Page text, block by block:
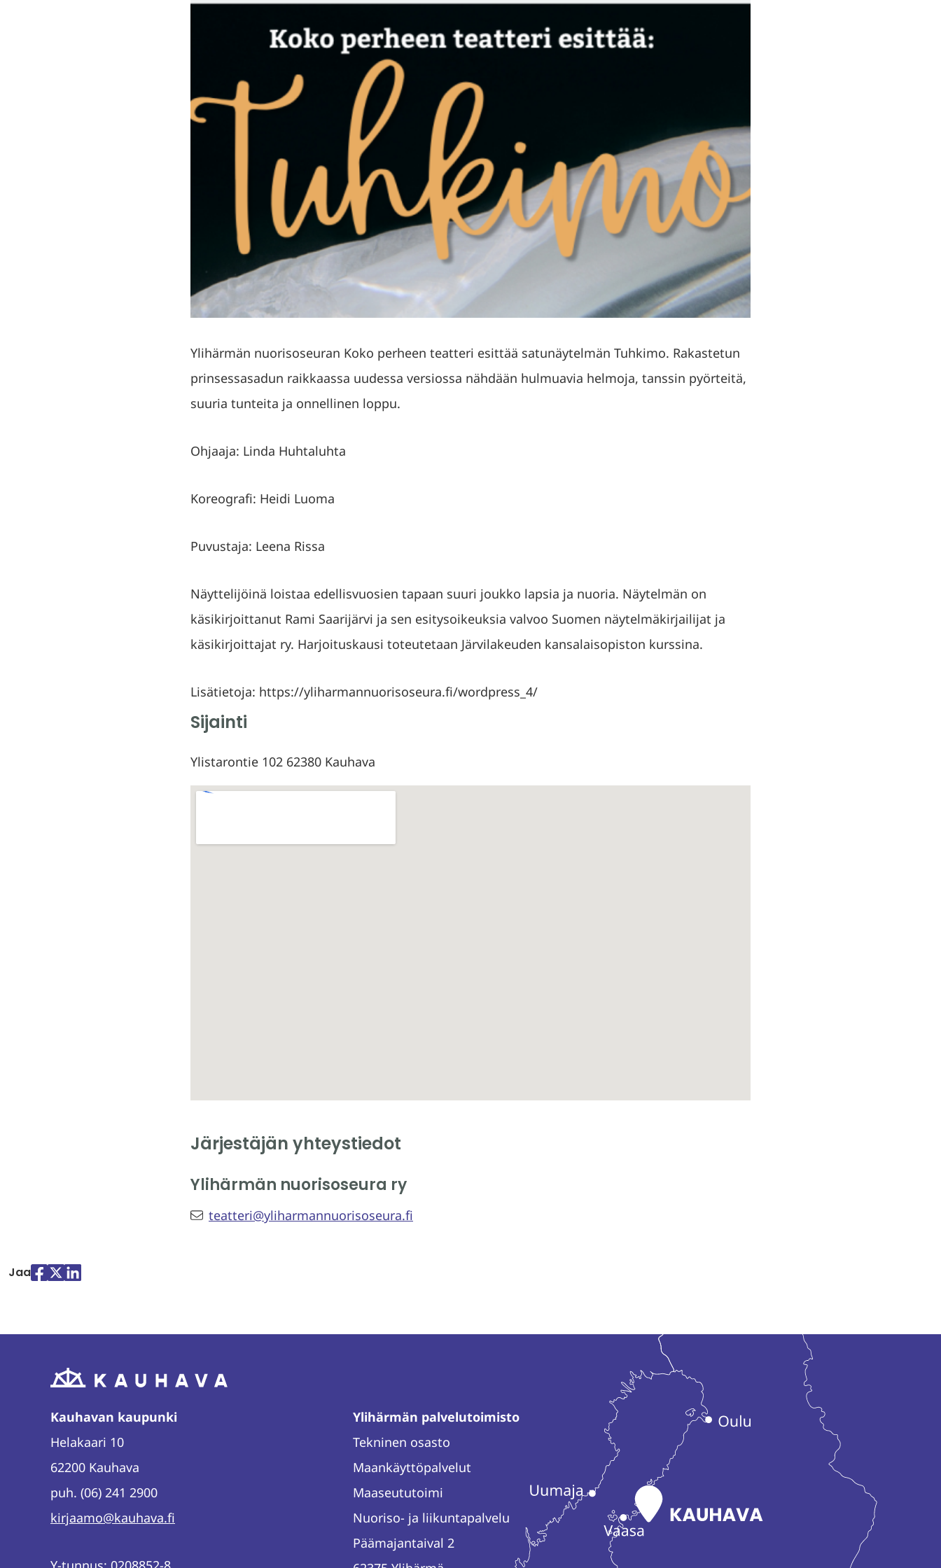
Ylihärmän nuorisoseuran Koko perheen teatteri esittää satunäytelmän Tuhkimo. Rakastetun
prinsessasadun raikkaassa uudessa versiossa nähdään hulmuavia helmoja, tanssin pyörteitä,
suuria tunteita ja onnellinen loppu.
Ohjaaja: Linda Huhtaluhta
Koreografi: Heidi Luoma
Puvustaja: Leena Rissa
Näyttelijöinä loistaa edellisvuosien tapaan suuri joukko lapsia ja nuoria. Näytelmän on
käsikirjoittanut Rami Saarijärvi ja sen esitysoikeuksia valvoo Suomen näytelmäkirjailijat ja
käsikirjoittajat ry. Harjoituskausi toteutetaan Järvilakeuden kansalaisopiston kurssina.
Lisätietoja: https://yliharmannuorisoseura.fi/wordpress_4/
Sijainti
Ylistarontie 102 62380 Kauhava
Järjestäjän yhteystiedot
Ylihärmän nuorisoseura ry
teatteri@yliharmannuorisoseura.fi
Jaa
"Facebook"
"X""LinkedIn"
Kauhavan kaupunki
Helakaari 10
62200 Kauhava
puh. (06) 241 2900
kirjaamo@kauhava.fi
Ylihärmän palvelutoimisto
Tekninen osasto
Maankäyttöpalvelut
Maaseututoimi
Nuoriso- ja liikuntapalvelu
Päämajantaival 2